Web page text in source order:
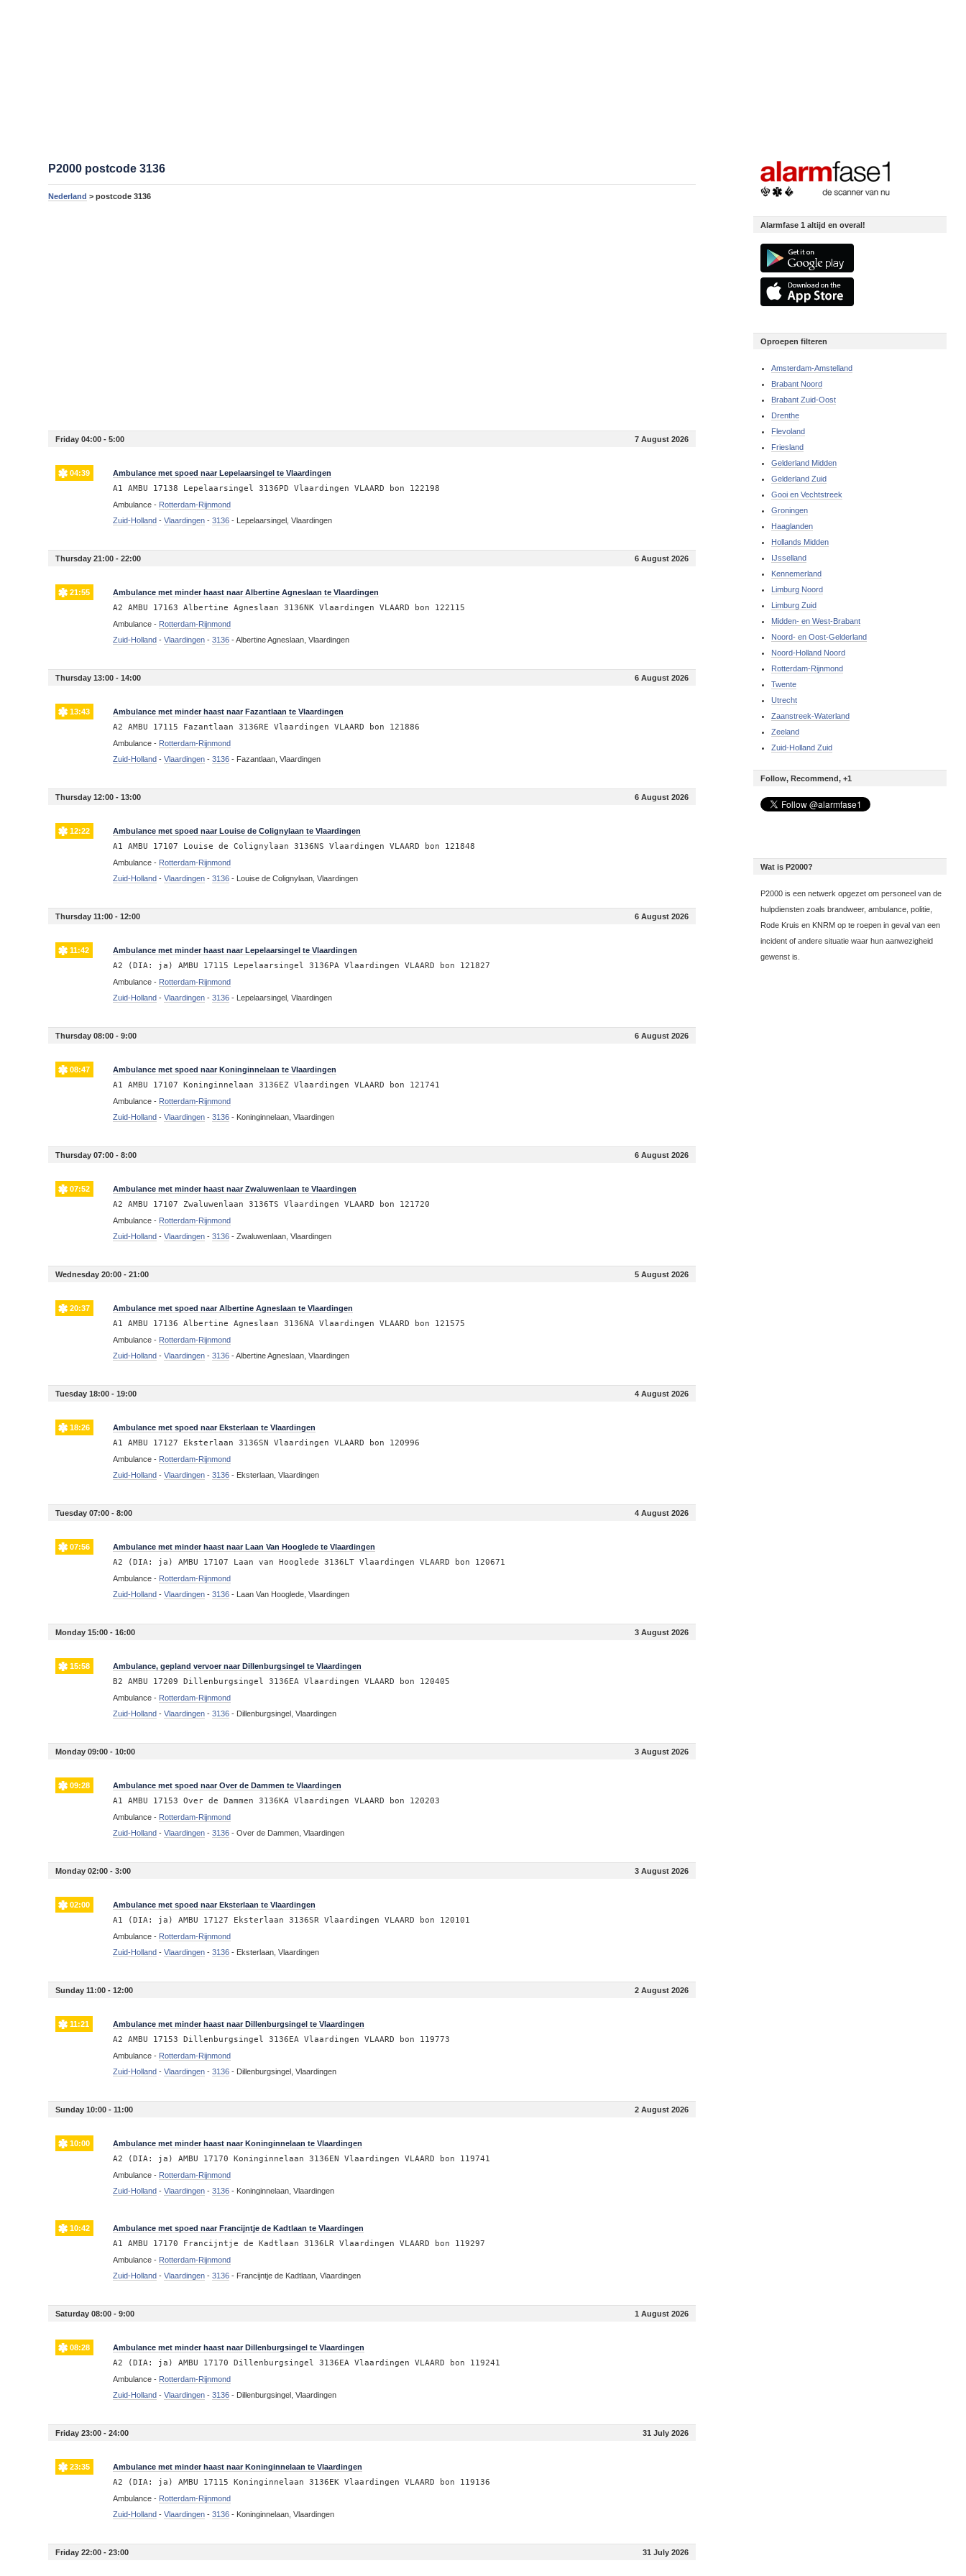
P2000 postcode 3136
Nederland > postcode 3136
Friday 04:00 - 5:00 7 August 2026
04:39 Ambulance met spoed naar Lepelaarsingel te Vlaardingen
A1 AMBU 17138 Lepelaarsingel 3136PD Vlaardingen VLAARD bon 122198
Ambulance - Rotterdam-Rijnmond
Zuid-Holland -Vlaardingen -3136 - Lepelaarsingel, Vlaardingen
Thursday 21:00 - 22:00 6 August 2026
21:55 Ambulance met minder haast naar Albertine Agneslaan te Vlaardingen
A2 AMBU 17163 Albertine Agneslaan 3136NK Vlaardingen VLAARD bon 122115
Ambulance - Rotterdam-Rijnmond
Zuid-Holland -Vlaardingen -3136 -Albertine Agneslaan, Vlaardingen
Thursday 13:00 - 14:00 6 August 2026
13:43 Ambulance met minder haast naar Fazantlaan te Vlaardingen
A2 AMBU 17115 Fazantlaan 3136RE Vlaardingen VLAARD bon 121886
Ambulance - Rotterdam-Rijnmond
Zuid-Holland -Vlaardingen -3136 - Fazantlaan, Vlaardingen
Thursday 12:00 - 13:00 6 August 2026
12:22 Ambulance met spoed naar Louise de Colignylaan te Vlaardingen
A1 AMBU 17107 Louise de Colignylaan 3136NS Vlaardingen VLAARD bon 121848
Ambulance - Rotterdam-Rijnmond
Zuid-Holland -Vlaardingen -3136 - Louise de Colignylaan, Vlaardingen
Thursday 11:00 - 12:00 6 August 2026
11:42 Ambulance met minder haast naar Lepelaarsingel te Vlaardingen
A2 (DIA: ja) AMBU 17115 Lepelaarsingel 3136PA Vlaardingen VLAARD bon 121827
Ambulance - Rotterdam-Rijnmond
Zuid-Holland -Vlaardingen -3136 - Lepelaarsingel, Vlaardingen
Thursday 08:00 - 9:00 6 August 2026
08:47 Ambulance met spoed naar Koninginnelaan te Vlaardingen
A1 AMBU 17107 Koninginnelaan 3136EZ Vlaardingen VLAARD bon 121741
Ambulance - Rotterdam-Rijnmond
Zuid-Holland -Vlaardingen -3136 - Koninginnelaan, Vlaardingen
Thursday 07:00 - 8:00 6 August 2026
07:52 Ambulance met minder haast naar Zwaluwenlaan te Vlaardingen
A2 AMBU 17107 Zwaluwenlaan 3136TS Vlaardingen VLAARD bon 121720
Ambulance - Rotterdam-Rijnmond
Zuid-Holland -Vlaardingen -3136 -Zwaluwenlaan, Vlaardingen
Wednesday 20:00 - 21:00 5 August 2026
20:37 Ambulance met spoed naar Albertine Agneslaan te Vlaardingen
A1 AMBU 17136 Albertine Agneslaan 3136NA Vlaardingen VLAARD bon 121575
Ambulance - Rotterdam-Rijnmond
Zuid-Holland -Vlaardingen -3136 -Albertine Agneslaan, Vlaardingen
Tuesday 18:00 - 19:00 4 August 2026
18:26 Ambulance met spoed naar Eksterlaan te Vlaardingen
A1 AMBU 17127 Eksterlaan 3136SN Vlaardingen VLAARD bon 120996
Ambulance - Rotterdam-Rijnmond
Zuid-Holland -Vlaardingen -3136 - Eksterlaan, Vlaardingen
Tuesday 07:00 - 8:00 4 August 2026
07:56 Ambulance met minder haast naar Laan Van Hooglede te Vlaardingen
A2 (DIA: ja) AMBU 17107 Laan van Hooglede 3136LT Vlaardingen VLAARD bon 120671
Ambulance - Rotterdam-Rijnmond
Zuid-Holland -Vlaardingen -3136 - Laan Van Hooglede, Vlaardingen
Monday 15:00 - 16:00 3 August 2026
15:58 Ambulance, gepland vervoer naar Dillenburgsingel te Vlaardingen
B2 AMBU 17209 Dillenburgsingel 3136EA Vlaardingen VLAARD bon 120405
Ambulance - Rotterdam-Rijnmond
Zuid-Holland -Vlaardingen -3136 - Dillenburgsingel, Vlaardingen
Monday 09:00 - 10:00 3 August 2026
09:28 Ambulance met spoed naar Over de Dammen te Vlaardingen
A1 AMBU 17153 Over de Dammen 3136KA Vlaardingen VLAARD bon 120203
Ambulance - Rotterdam-Rijnmond
Zuid-Holland -Vlaardingen -3136 -Over de Dammen, Vlaardingen
Monday 02:00 - 3:00 3 August 2026
02:00 Ambulance met spoed naar Eksterlaan te Vlaardingen
A1 (DIA: ja) AMBU 17127 Eksterlaan 3136SR Vlaardingen VLAARD bon 120101
Ambulance - Rotterdam-Rijnmond
Zuid-Holland -Vlaardingen -3136 - Eksterlaan, Vlaardingen
Sunday 11:00 - 12:00 2 August 2026
11:21 Ambulance met minder haast naar Dillenburgsingel te Vlaardingen
A2 AMBU 17153 Dillenburgsingel 3136EA Vlaardingen VLAARD bon 119773
Ambulance - Rotterdam-Rijnmond
Zuid-Holland -Vlaardingen -3136 - Dillenburgsingel, Vlaardingen
Sunday 10:00 - 11:00 2 August 2026
10:00 Ambulance met minder haast naar Koninginnelaan te Vlaardingen
A2 (DIA: ja) AMBU 17170 Koninginnelaan 3136EN Vlaardingen VLAARD bon 119741
Ambulance - Rotterdam-Rijnmond
Zuid-Holland -Vlaardingen -3136 - Koninginnelaan, Vlaardingen
10:42 Ambulance met spoed naar Francijntje de Kadtlaan te Vlaardingen
A1 AMBU 17170 Francijntje de Kadtlaan 3136LR Vlaardingen VLAARD bon 119297
Ambulance - Rotterdam-Rijnmond
Zuid-Holland -Vlaardingen -3136 - Francijntje de Kadtlaan, Vlaardingen
Saturday 08:00 - 9:00 1 August 2026
08:28 Ambulance met minder haast naar Dillenburgsingel te Vlaardingen
A2 (DIA: ja) AMBU 17170 Dillenburgsingel 3136EA Vlaardingen VLAARD bon 119241
Ambulance - Rotterdam-Rijnmond
Zuid-Holland -Vlaardingen -3136 - Dillenburgsingel, Vlaardingen
Friday 23:00 - 24:00 31 July 2026
23:35 Ambulance met minder haast naar Koninginnelaan te Vlaardingen
A2 (DIA: ja) AMBU 17115 Koninginnelaan 3136EK Vlaardingen VLAARD bon 119136
Ambulance - Rotterdam-Rijnmond
Zuid-Holland -Vlaardingen -3136 - Koninginnelaan, Vlaardingen
Friday 22:00 - 23:00 31 July 2026
Alarmfase 1 altijd en overal!
Oproepen filteren
Amsterdam-Amstelland
Brabant Noord
Brabant Zuid-Oost
Drenthe
Flevoland
Friesland
Gelderland Midden
Gelderland Zuid
Gooi en Vechtstreek
Groningen
Haaglanden
Hollands Midden
IJsselland
Kennemerland
Limburg Noord
Limburg Zuid
Midden- en West-Brabant
Noord- en Oost-Gelderland
Noord-Holland Noord
Rotterdam-Rijnmond
Twente
Utrecht
Zaanstreek-Waterland
Zeeland
Zuid-Holland Zuid
Follow, Recommend, +1
Wat is P2000?
P2000 is een netwerk opgezet om personeel van de
hulpdiensten zoals brandweer, ambulance, politie,
Rode Kruis en KNRM op te roepen in geval van een
incident of andere situatie waar hun aanwezigheid
gewenst is.